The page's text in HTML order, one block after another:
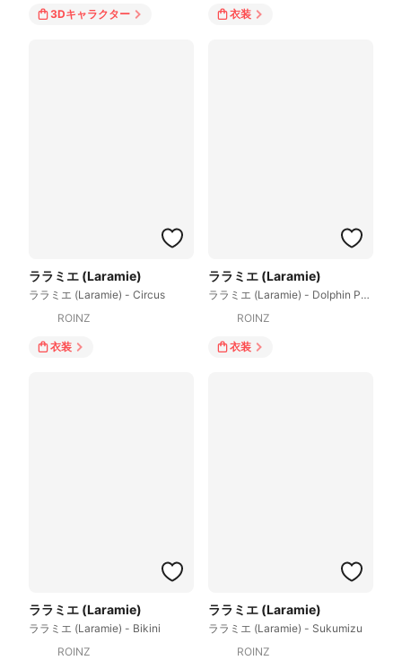
3Dキャラクター 衣装
ララミエ (Laramie)
ララミエ (Laramie) - Circus
ROINZ
衣装
ララミエ (Laramie)
ララミエ (Laramie) - Dolphin Pants
ROINZ
衣装
ララミエ (Laramie)
ララミエ (Laramie) - Bikini
ROINZ
ララミエ (Laramie)
ララミエ (Laramie) - Sukumizu
ROINZ